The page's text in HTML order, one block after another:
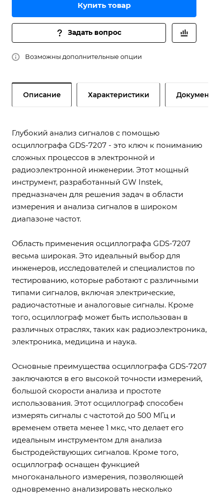
Купить товар
Задать вопрос
Возможны дополнительные опции
Описание Характеристики Документы
Глубокий анализ сигналов с помощью
осциллографа GDS-7207 - это ключ к пониманию
сложных процессов в электронной и
радиоэлектронной инженерии. Этот мощный
инструмент, разработанный GW Instek,
предназначен для решения задач в области
измерения и анализа сигналов в широком
диапазоне частот.
Область применения осциллографа GDS-7207
весьма широкая. Это идеальный выбор для
инженеров, исследователей и специалистов по
тестированию, которые работают с различными
типами сигналов, включая электрические,
радиочастотные и аналоговые сигналы. Кроме
того, осциллограф может быть использован в
различных отраслях, таких как радиоэлектроника,
электроника, медицина и наука.
Основные преимущества осциллографа GDS-7207
заключаются в его высокой точности измерений,
большой скорости анализа и простоте
использования. Этот осциллограф способен
измерять сигналы с частотой до 500 МГц и
временем ответа менее 1 мкс, что делает его
идеальным инструментом для анализа
быстродействующих сигналов. Кроме того,
осциллограф оснащен функцией
многоканального измерения, позволяющей
одновременно анализировать несколько